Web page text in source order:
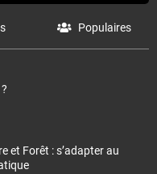
Populaires
et Forêt : s’adapter au